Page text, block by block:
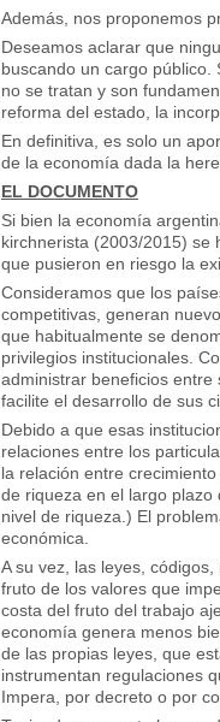
Además, nos proponemos
Deseamos aclarar que
buscando un cargo
no se tratan y son
reforma del estado, la
En definitiva, es solo un
de la economía dada la
EL DOCUMENTO
Si bien la economía
kirchnerista (2003/2015) se
que pusieron en riesgo la
Consideramos que los
competitivas, generan
que habitualmente se
privilegios institucionales.
administrar beneficios entre
facilite el desarrollo de sus
Debido a que esas
relaciones entre los
la relación entre
de riqueza en el largo
nivel de riqueza.) El
económica.
A su vez, las leyes,
fruto de los valores que
costa del fruto del trabajo
economía genera menos
de las propias leyes, que
instrumentan regulaciones
Impera, por decreto o por